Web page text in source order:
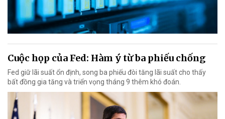
Cuộc họp của Fed: Hàm ý từ ba phiếu chống
Fed giữ lãi suất ổn định, song ba phiếu đòi tăng lãi suất cho thấy
bất đồng gia tăng và triển vọng tháng 9 thêm khó đoán.